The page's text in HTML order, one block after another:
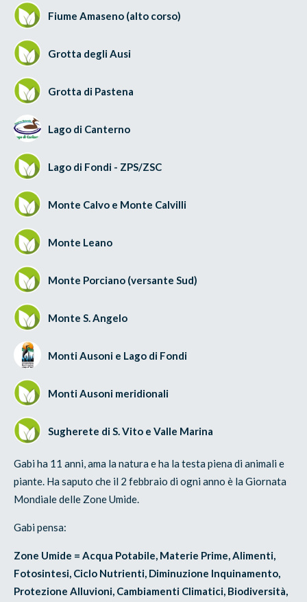
Fiume Amaseno (alto corso)
Grotta degli Ausi
Grotta di Pastena
Lago di Canterno
Lago di Fondi - ZPS/ZSC
Monte Calvo e Monte Calvilli
Monte Leano
Monte Porciano (versante Sud)
Monte S. Angelo
Monti Ausoni e Lago di Fondi
Monti Ausoni meridionali
Sugherete di S. Vito e Valle Marina
Gabi ha 11 anni, ama la natura e ha la testa piena di animali e
piante. Ha saputo che il 2 febbraio di ogni anno è la Giornata
Mondiale delle Zone Umide.
Gabi pensa:
Zone Umide = Acqua Potabile, Materie Prime, Alimenti,
Fotosintesi, Ciclo Nutrienti, Diminuzione Inquinamento,
Protezione Alluvioni, Cambiamenti Climatici, Biodiversità,